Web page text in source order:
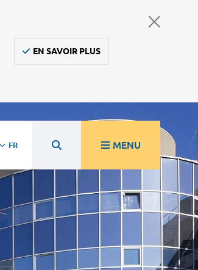
EN SAVOIR PLUS
FR MENU